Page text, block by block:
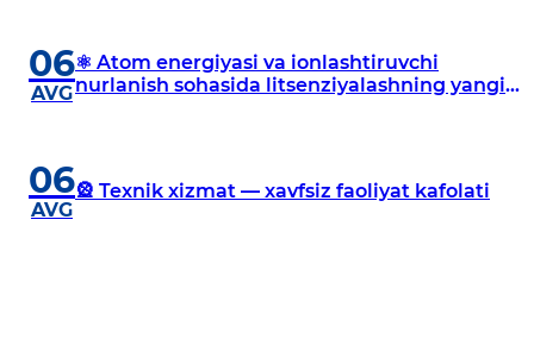
06
AVG
⚛️ Atom energiyasi va ionlashtiruvchi
nurlanish sohasida litsenziyalashning yangi
06
AVG
🎡 Texnik xizmat — xavfsiz faoliyat kafolati